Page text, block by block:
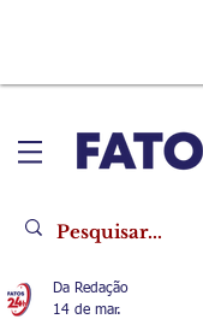
Da Redação
14 de mar.